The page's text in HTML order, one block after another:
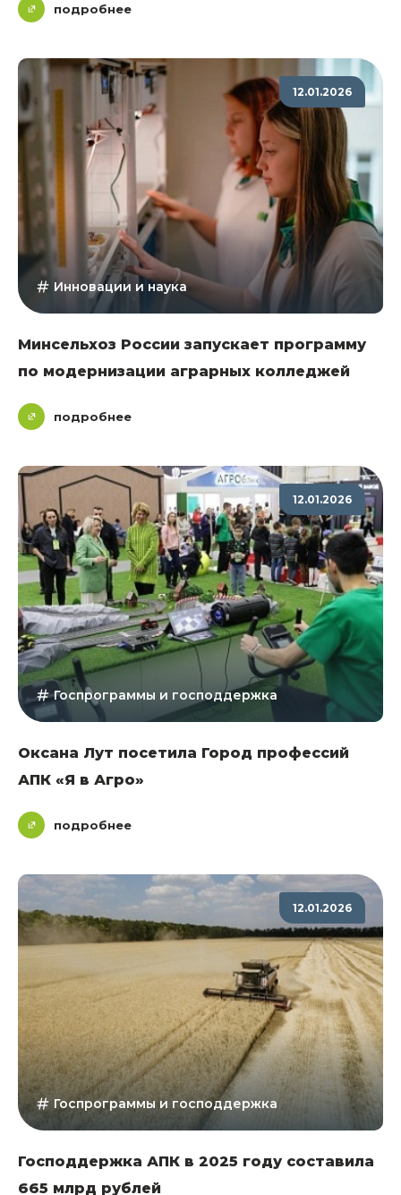
подробнее
12.01.2026
Инновации и наука
Минсельхоз России запускает программу
по модернизации аграрных колледжей
подробнее
12.01.2026
Госпрограммы и господдержка
Оксана Лут посетила Город профессий
АПК «Я в Агро»
подробнее
12.01.2026
Госпрограммы и господдержка
Господдержка АПК в 2025 году составила
665 млрд рублей